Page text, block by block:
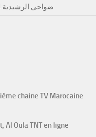
ضواحي الرشيدية
chaine TV Marocaine
Al Oula TNT en ligne